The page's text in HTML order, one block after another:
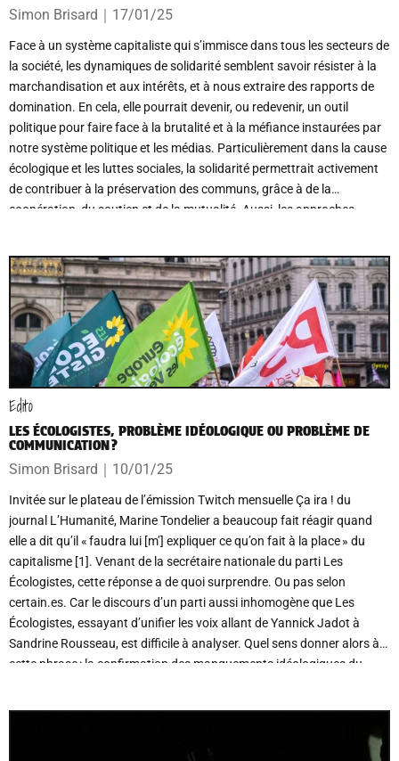
Simon Brisard ｜ 17/01/25
Face à un système capitaliste qui s’immisce dans tous les secteurs de
la société, les dynamiques de solidarité semblent savoir résister à la
marchandisation et aux intérêts, et à nous extraire des rapports de
domination. En cela, elle pourrait devenir, ou redevenir, un outil
politique pour faire face à la brutalité et à la méfiance instaurées par
notre système politique et les médias. Particulièrement dans la cause
écologique et les luttes sociales, la solidarité permettrait activement
de contribuer à la préservation des communs, grâce à de la
coopération, du soutien et de la mutualité. Aussi, les approches
gauche, en alliant un épanouissement personnel autant que collectif.
Edito
LES ÉCOLOGISTES, PROBLÈME IDÉOLOGIQUE OU PROBLÈME DE
COMMUNICATION ?
Simon Brisard ｜ 10/01/25
Invitée sur le plateau de l’émission Twitch mensuelle Ça ira ! du
journal L’Humanité, Marine Tondelier a beaucoup fait réagir quand
elle a dit qu’il « faudra lui [m’] expliquer ce qu’on fait à la place » du
capitalisme [1]. Venant de la secrétaire nationale du parti Les
Écologistes, cette réponse a de quoi surprendre. Ou pas selon
certain.es. Car le discours d’un parti aussi inhomogène que Les
Écologistes, essayant d’unifier les voix allant de Yannick Jadot à
Sandrine Rousseau, est difficile à analyser. Quel sens donner alors à
cette phrase : la confirmation des manquements idéologiques du